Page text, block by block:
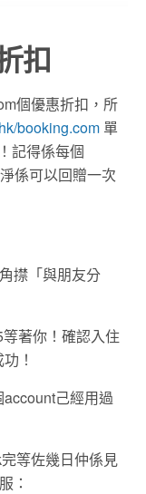
扣
個優惠折扣，所
booking.com 單
記得係每個
係可以回贈一次
㩒「與朋友分
著你！確認入住
！
己經用過
等佐幾日仲係見
：